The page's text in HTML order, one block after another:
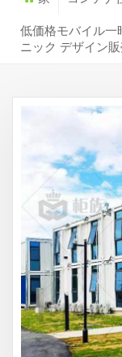
低価格モバイル一
ニック デザイン